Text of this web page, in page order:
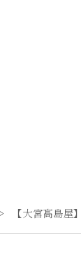
【大宮髙島